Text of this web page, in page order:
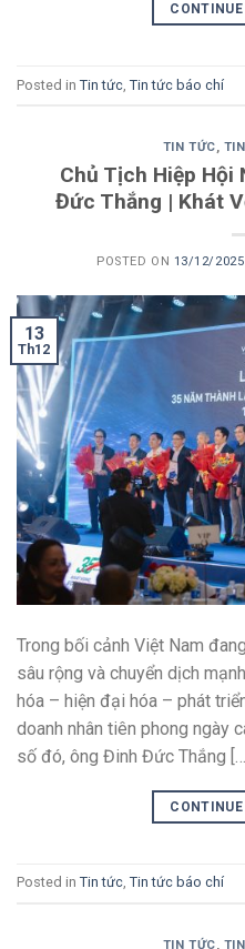
Posted in Tin tức Tin tức báo chí
TIN TỨC,
Chủ Tịch Hiệp Hội
Đức Thắng | Khát
POSTED ON 13/12/2025
13
Th12
Trong bối cảnh Việt Nam
sâu rộng và chuyển dịch
hóa – hiện đại hóa – phát
doanh nhân tiên phong ngày
số đó, ông Đinh Đức Thắng […]
Posted in Tin tức Tin tức báo chí
TIN TỨC